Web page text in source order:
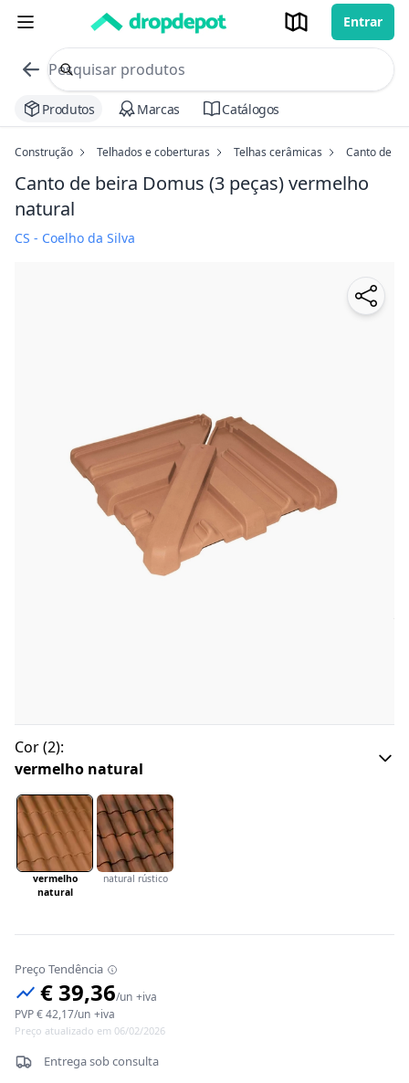
Entrar
commerce search no header
Procurar
Produtos Marcas Catálogos
Construção Telhados e coberturas Telhas cerâmicas Canto de
Canto de beira Domus (3 peças)vermelho
natural
CS - Coelho da Silva
Cor(2):
vermelho natural
vermelho
natural
natural rústico
Preço Tendência
€ 39,36/un +iva
PVP€ 42,17/un +iva
Preço atualizado em 06/02/2026
Entrega sob consulta